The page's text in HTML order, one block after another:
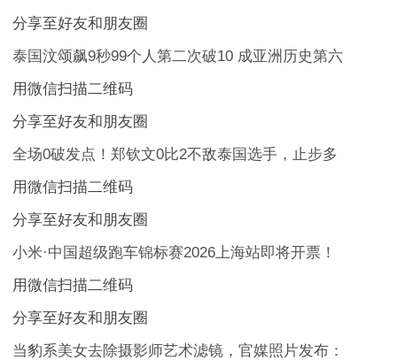
分享至好友和朋友圈
泰国汶颂飙9秒99个人第二次破10 成亚洲历史第六
用微信扫描二维码
分享至好友和朋友圈
全场0破发点！郑钦文0比2不敌泰国选手，止步多
用微信扫描二维码
分享至好友和朋友圈
小米·中国超级跑车锦标赛2026上海站即将开票！
用微信扫描二维码
分享至好友和朋友圈
当豹系美女去除摄影师艺术滤镜，官媒照片发布：